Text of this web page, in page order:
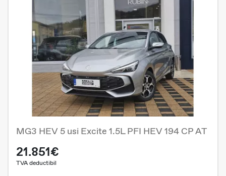
MG3 HEV 5 usi Excite 1.5L PFI HEV 194 CP AT
21.851€
TVA deductibil